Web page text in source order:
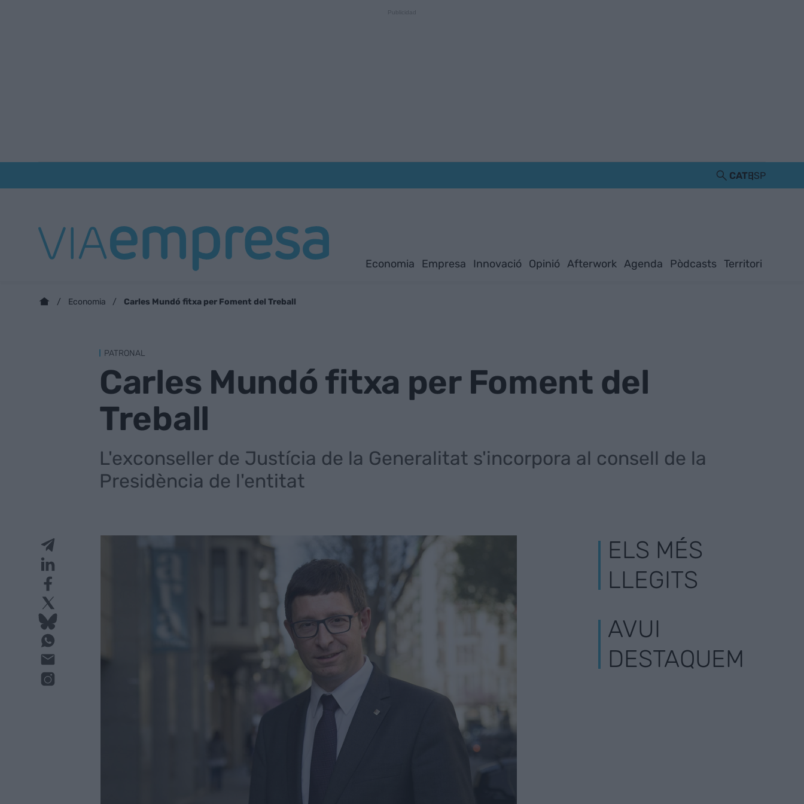
CATESP
Economia Empresa Innovació Opinió Afterwork Agenda Pòdcasts Territori
Economia Carles Mundó fitxa per Foment del Treball
PATRONAL
Carles Mundó fitxa per Foment del
Treball
L'exconseller de Justícia de la Generalitat s'incorpora al consell de la
Presidència de l'entitat
ELS MÉS
LLEGITS
AVUI
DESTAQUEM